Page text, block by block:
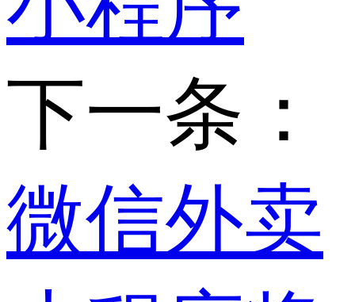
下一条：
微信外卖